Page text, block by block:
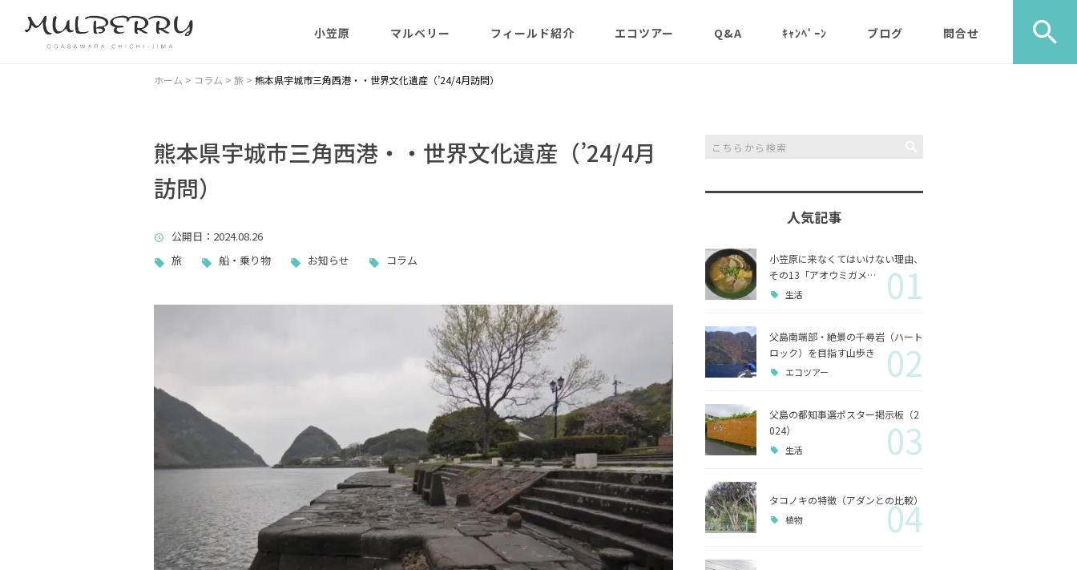
小笠原
小笠原の概略紹介
に）
父島主要観光ポイント
小笠原・硫黄島関連図書 硫黄島・北硫黄島
南鳥島
マルベリー
マルベリーのウリは？
て（2007年投稿・再編集
版）
小笠原の概略紹介
資料編（小笠原・国内）
戦跡資料・情報編
フィールド紹介
フィールド網羅
東平＆初寝山（森歩き）
傘山（森歩きコース）
植物（種子植物・シダ)
大村第二砲台跡
施設
父島で見られる地質紹介
（写真）
エコツアー
山歩き（千尋岩）と森歩
マルベリーパック（2名
3/11月以降）
利用のルールやガイドラ
イン
Q&A ｷｬﾝﾍﾟｰﾝ ブログ
その他
問合せ
ホーム > コラム > 旅 > 熊本県宇城市三角西港・・世界文化遺産（’24/4月訪問）
熊本県宇城市三角西港・・世界文化遺産（’24/4月
訪問）
公開日 ：2024.08.26
旅
船・乗り物 お知らせ コラム
人気記事
小笠原に来なくてはいけない理由、
その13「アオウミガメ…
生活 01
父島南端部・絶景の千尋岩（ハート
ロック）を目指す山歩き
エコツアー 02
父島の都知事選ポスター掲示板（2
024）
生活 03
タコノキの特徴（アダンとの比較）
植物 04